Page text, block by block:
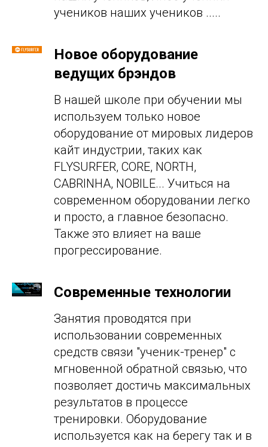
учеников наших учеников .....
Новое оборудование
ведущих брэндов
В нашей школе при обучении мы
используем только новое
оборудование от мировых лидеров
кайт индустрии, таких как
FLYSURFER, CORE, NORTH,
CABRINHA, NOBILE... Учиться на
современном оборудовании легко
и просто, а главное безопасно.
Также это влияет на ваше
прогрессирование.
Современные технологии
Занятия проводятся при
использовании современных
средств связи "ученик-тренер" с
мгновенной обратной связью, что
позволяет достичь максимальных
результатов в процессе
тренировки. Оборудование
используется как на берегу так и в